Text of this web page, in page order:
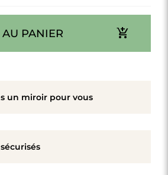
PANIER add_shopping_cart
un miroir pour vous